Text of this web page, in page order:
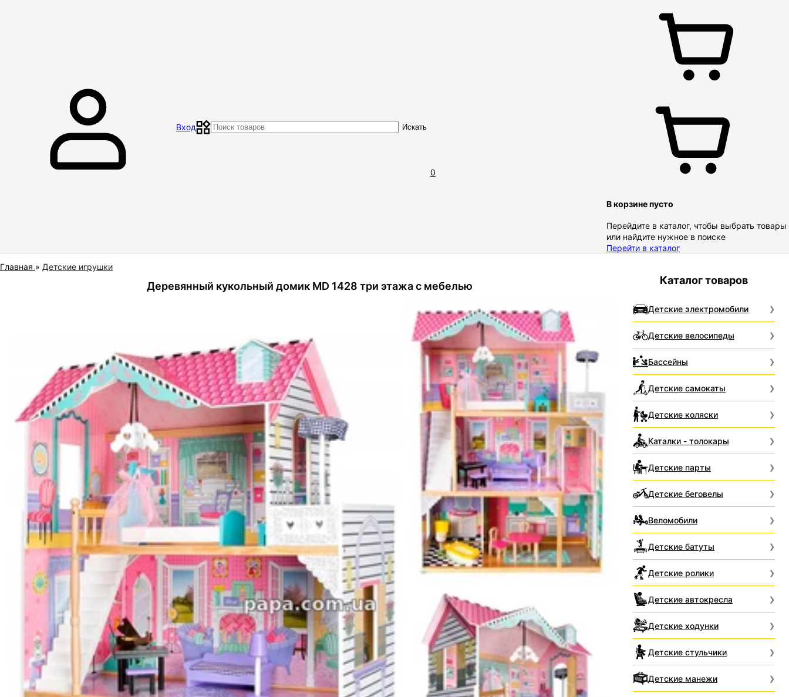
МагазинКонтакты ОтзывыДоставка и оплатаОбмен и возврат товара
Вход Искать
0
В корзине пусто
Перейдите в каталог, чтобы выбрать товары
или найдите нужное в поиске
Перейти в каталог
Главная » Детские игрушки
Деревянный кукольный домик MD 1428 три этажа с мебелью Каталог товаров
Детские электромобили
Детские велосипеды
Бассейны
Детские самокаты
Детские коляски
Каталки - толокары
Детские парты
Детские беговелы
Веломобили
Детские батуты
Детские ролики
Детские автокресла
Детские ходунки
Детские стульчики
Детские манежи